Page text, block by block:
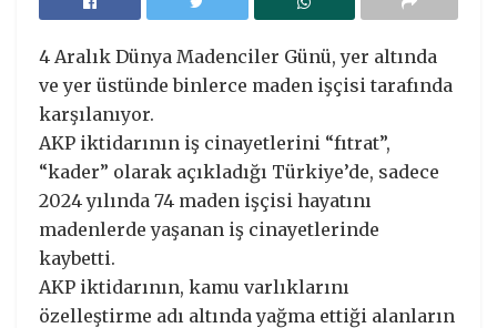
4 Aralık Dünya Madenciler Günü, yer altında
ve yer üstünde binlerce maden işçisi tarafında
karşılanıyor.
AKP iktidarının iş cinayetlerini “fıtrat”,
“kader” olarak açıkladığı Türkiye’de, sadece
2024 yılında 74 maden işçisi hayatını
madenlerde yaşanan iş cinayetlerinde
kaybetti.
AKP iktidarının, kamu varlıklarını
özelleştirme adı altında yağma ettiği alanların